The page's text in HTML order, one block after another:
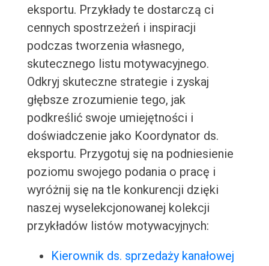
eksportu. Przykłady te dostarczą ci
cennych spostrzeżeń i inspiracji
podczas tworzenia własnego,
skutecznego listu motywacyjnego.
Odkryj skuteczne strategie i zyskaj
głębsze zrozumienie tego, jak
podkreślić swoje umiejętności i
doświadczenie jako Koordynator ds.
eksportu. Przygotuj się na podniesienie
poziomu swojego podania o pracę i
wyróżnij się na tle konkurencji dzięki
naszej wyselekcjonowanej kolekcji
przykładów listów motywacyjnych:
Kierownik ds. sprzedaży kanałowej